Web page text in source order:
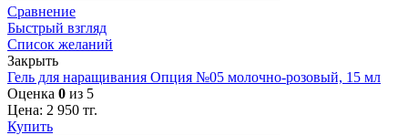
Сравнение
Быстрый взгляд
Список желаний
Закрыть
Гель для наращивания Опция №05 молочно-розовый, 15 мл
Оценка 0 из 5
Цена: 2 950 тг.
Купить